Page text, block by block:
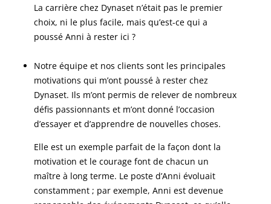
La carrière chez Dynaset n’était pas le premier
choix, ni le plus facile, mais qu’est-ce qui a
poussé Anni à rester ici ?
Notre équipe et nos clients sont les principales
motivations qui m’ont poussé à rester chez
Dynaset. Ils m’ont permis de relever de nombreux
défis passionnants et m’ont donné l’occasion
d’essayer et d’apprendre de nouvelles choses.
Elle est un exemple parfait de la façon dont la
motivation et le courage font de chacun un
maître à long terme. Le poste d’Anni évoluait
constamment ; par exemple, Anni est devenue